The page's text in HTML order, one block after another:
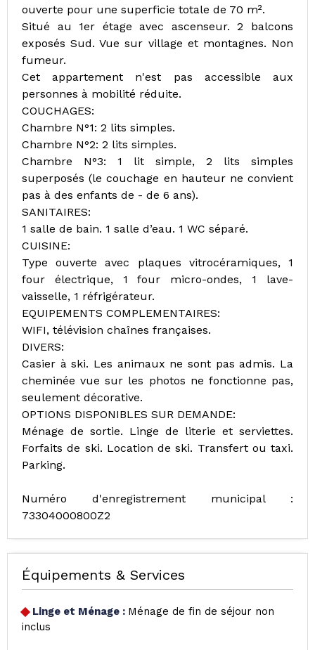
ouverte pour une superficie totale de 70 m².
Situé au 1er étage avec ascenseur. 2 balcons
exposés Sud. Vue sur village et montagnes. Non
fumeur.
Cet appartement n'est pas accessible aux
personnes à mobilité réduite.
COUCHAGES:
Chambre N°1: 2 lits simples.
Chambre N°2: 2 lits simples.
Chambre N°3: 1 lit simple, 2 lits simples
superposés (le couchage en hauteur ne convient
pas à des enfants de - de 6 ans).
SANITAIRES:
1 salle de bain. 1 salle d’eau. 1 WC séparé.
CUISINE:
Type ouverte avec plaques vitrocéramiques, 1
four électrique, 1 four micro-ondes, 1 lave-
vaisselle, 1 réfrigérateur.
EQUIPEMENTS COMPLEMENTAIRES:
WIFI, télévision chaînes françaises.
DIVERS:
Casier à ski. Les animaux ne sont pas admis. La
cheminée vue sur les photos ne fonctionne pas,
seulement décorative.
OPTIONS DISPONIBLES SUR DEMANDE:
Ménage de sortie. Linge de literie et serviettes.
Forfaits de ski. Location de ski. Transfert ou taxi.
Parking.
Numéro d'enregistrement municipal :
73304000800Z2
Équipements & Services
Linge et Ménage : Ménage de fin de séjour non
inclus